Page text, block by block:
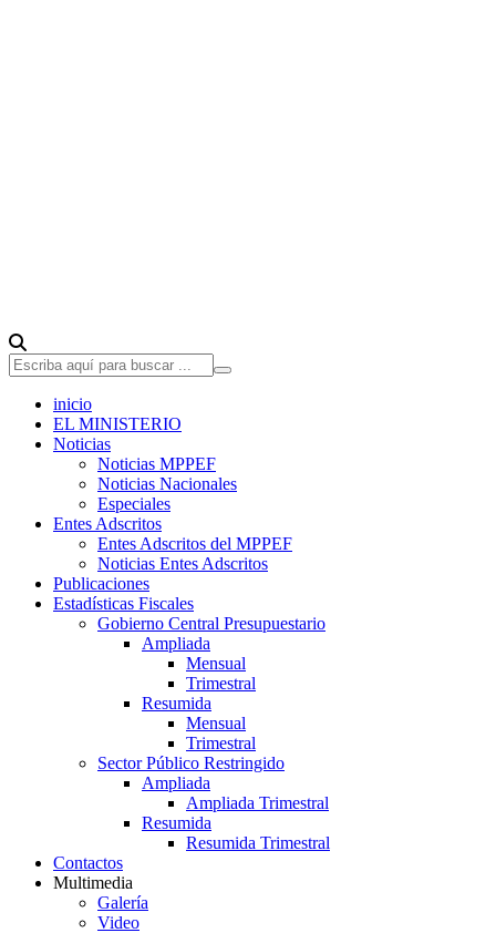
inicio
EL MINISTERIO
Noticias
Noticias MPPEF
Noticias Nacionales
Especiales
Entes Adscritos
Entes Adscritos del MPPEF
Noticias Entes Adscritos
Publicaciones
Estadísticas Fiscales
Gobierno Central Presupuestario
Ampliada
Mensual
Trimestral
Resumida
Mensual
Trimestral
Sector Público Restringido
Ampliada
Ampliada Trimestral
Resumida
Resumida Trimestral
Contactos
Multimedia
Galería
Video